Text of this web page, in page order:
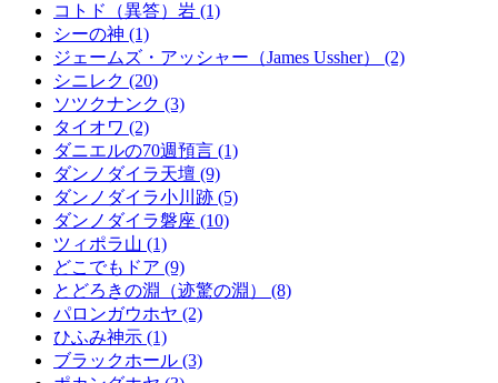
コトド（異答）岩 (1)
シーの神 (1)
ジェームズ・アッシャー（James Ussher） (2)
シニレク (20)
ソツクナンク (3)
タイオワ (2)
ダニエルの70週預言 (1)
ダンノダイラ天壇 (9)
ダンノダイラ小川跡 (5)
ダンノダイラ磐座 (10)
ツィポラ山 (1)
どこでもドア (9)
とどろきの淵（迹驚の淵） (8)
パロンガウホヤ (2)
ひふみ神示 (1)
ブラックホール (3)